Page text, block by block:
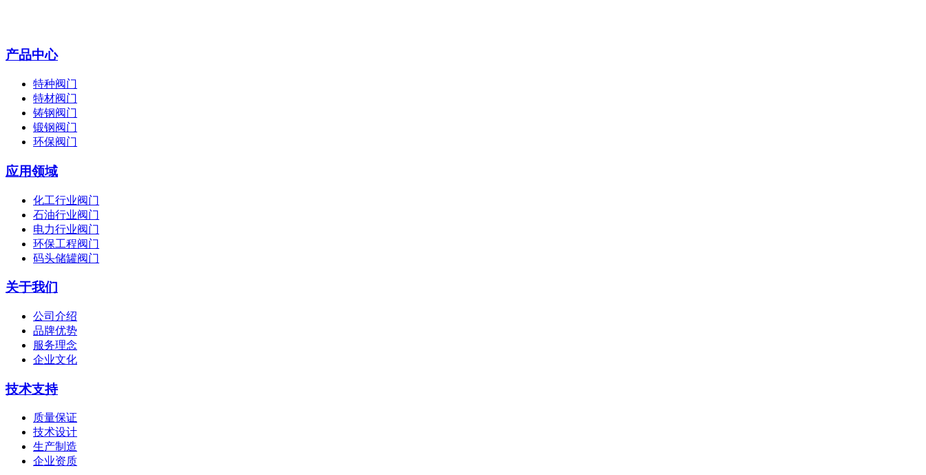
产品中心
特种阀门
特材阀门
铸钢阀门
锻钢阀门
环保阀门
应用领域
化工行业阀门
石油行业阀门
电力行业阀门
环保工程阀门
码头储罐阀门
关于我们
公司介绍
品牌优势
服务理念
企业文化
技术支持
质量保证
技术设计
生产制造
企业资质